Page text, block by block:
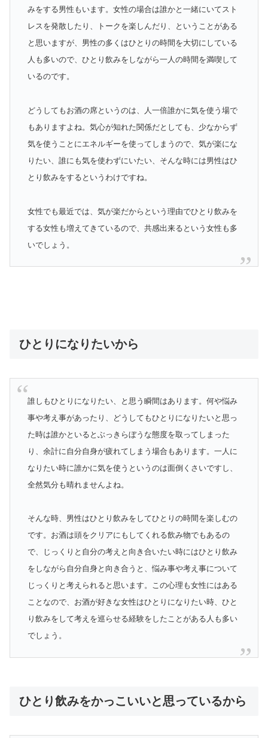
みをする男性もいます。女性の場合は誰かと一緒にいてスト
レスを発散したり、トークを楽しんだり、ということがある
と思いますが、男性の多くはひとりの時間を大切にしている
人も多いので、ひとり飲みをしながら一人の時間を満喫して
いるのです。
どうしてもお酒の席というのは、人一倍誰かに気を使う場で
もありますよね。気心が知れた関係だとしても、少なからず
気を使うことにエネルギーを使ってしまうので、気が楽にな
りたい、誰にも気を使わずにいたい、そんな時には男性はひ
とり飲みをするというわけですね。
女性でも最近では、気が楽だからという理由でひとり飲みを
する女性も増えてきているので、共感出来るという女性も多
いでしょう。
ひとりになりたいから
誰しもひとりになりたい、と思う瞬間はあります。何や悩み
事や考え事があったり、どうしてもひとりになりたいと思っ
た時は誰かといるとぶっきらぼうな態度を取ってしまった
り、余計に自分自身が疲れてしまう場合もあります。一人に
なりたい時に誰かに気を使うというのは面倒くさいですし、
全然気分も晴れませんよね。
そんな時、男性はひとり飲みをしてひとりの時間を楽しむの
です。お酒は頭をクリアにもしてくれる飲み物でもあるの
で、じっくりと自分の考えと向き合いたい時にはひとり飲み
をしながら自分自身と向き合うと、悩み事や考え事について
じっくりと考えられると思います。この心理も女性にはある
ことなので、お酒が好きな女性はひとりになりたい時、ひと
り飲みをして考えを巡らせる経験をしたことがある人も多い
でしょう。
ひとり飲みをかっこいいと思っているから